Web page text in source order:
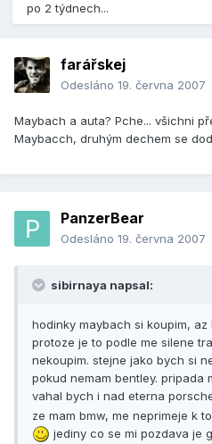
po 2 týdnech...
farářskej
Odesláno 19. června 2007
Maybach a auta? Pche... všichni
Maybacch, druhým dechem se
PanzerBear
Odesláno 19. června 2007
sibirnaya napsal:
hodinky maybach si koupim, az
protoze je to podle me silene
nekoupim. stejne jako bych si
pokud nemam bentley. pripada
vahal bych i nad eterna
ze mam bmw, me neprimeje k
jediny co se mi pozdava je